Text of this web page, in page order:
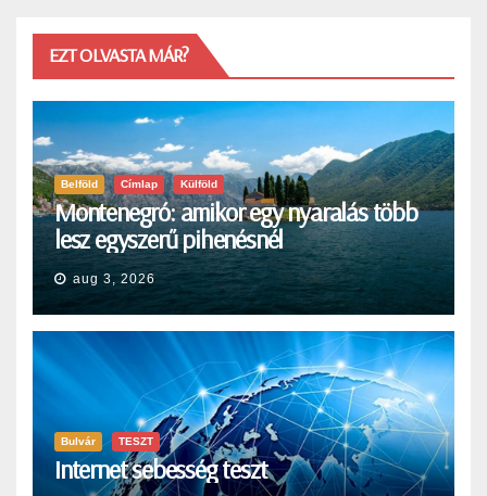
EZT OLVASTA MÁR?
Belföld Címlap Külföld
Montenegró: amikor egy nyaralás több
lesz egyszerű pihenésnél
aug 3, 2026
Bulvár TESZT
Internet sebesség teszt